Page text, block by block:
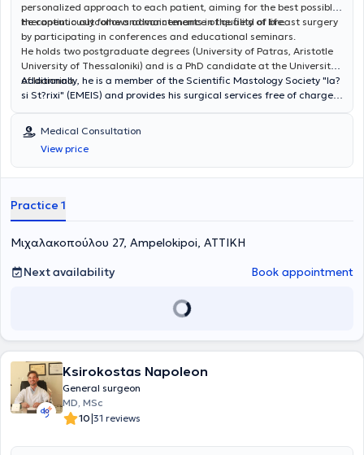
personalized approach to each patient, aiming for the best possible
therapeutic outcome and maintenance of quality of life.
He continuously follows advancements in the field of breast surgery
by participating in conferences and educational seminars.
He holds two postgraduate degrees (University of Patras, Aristotle
University of Thessaloniki) and is a PhD candidate at the University
of Ioannina.
Additionally, he is a member of the Scientific Mastology Society "Ia?
si St?rixi" (EMEIS) and provides his surgical services free of charge
Society's initiatives to raise public awareness about breast cancer
and to conduct examinations of women in remote regions of Greece.
Medical Consultation
View price
Practice 1
Μιχαλακοπούλου 27, Ampelokipoi, ΑΤΤΙΚΗ
Next availability
Book appointment
Ksirokostas Napoleon
General surgeon
MD, MSc
10|31 reviews